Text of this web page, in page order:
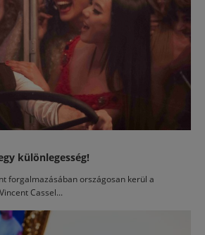
különlegesség!
forgalmazásában országosan kerül a
Cassel...